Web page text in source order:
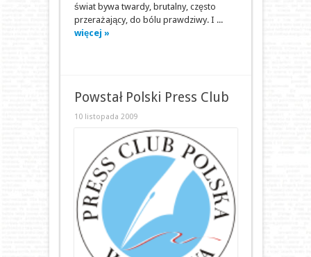
świat bywa twardy, brutalny, często
przerażający, do bólu prawdziwy. I ...
więcej »
Powstał Polski Press Club
10 listopada 2009